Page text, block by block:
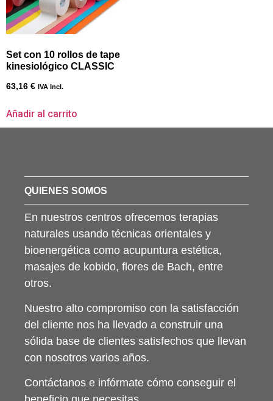
Set con 10 rollos de tape
kinesiológico CLASSIC
63,16 € IVA Incl.
Añadir al carrito
QUIENES SOMOS
En nuestros centros ofrecemos terapias
naturales usando técnicas orientales y
bioenergética como acupuntura estética,
masajes de kobido, flores de Bach, entre
otros.
Nuestro alto compromiso con la satisfacción
del cliente nos ha llevado a construir una
sólida base de clientes satisfechos que llevan
con nosotros varios años.
Contáctanos e infórmate cómo conseguir el